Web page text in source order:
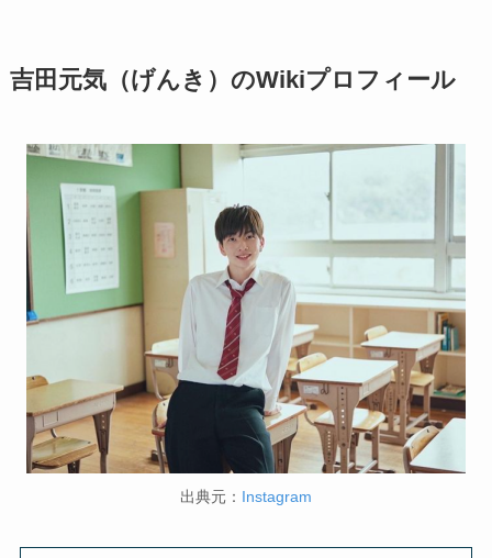
吉田元気（げんき）のWikiプロフィール
出典元： Instagram